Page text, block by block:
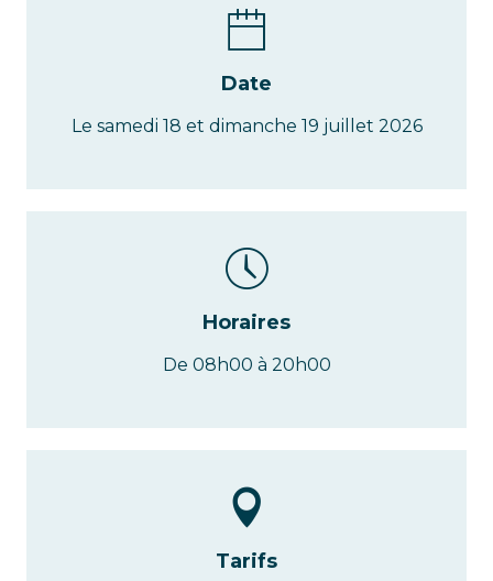
Date
Le samedi 18 et dimanche 19 juillet 2026
Horaires
De 08h00 à 20h00
Tarifs